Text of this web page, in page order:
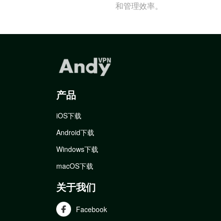
和管理效率。
产品
iOS下载
Android下载
Windows下载
macOS下载
关于我们
Facebook